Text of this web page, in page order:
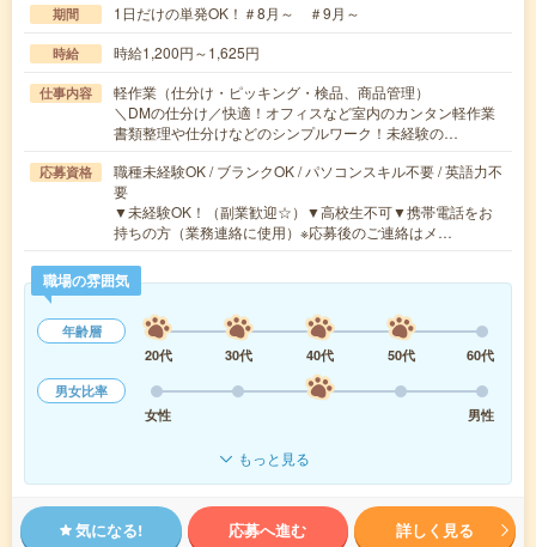
期間 1日だけの単発OK！＃8月～ ＃9月～
時給 時給1,200円～1,625円
仕事内容
軽作業（仕分け・ピッキング・検品、商品管理）
＼DMの仕分け／快適！オフィスなど室内のカンタン軽作業
書類整理や仕分けなどのシンプルワーク！未経験の…
応募資格
職種未経験OK / ブランクOK / パソコンスキル不要 / 英語力不
要
▼未経験OK！（副業歓迎☆）▼高校生不可▼携帯電話をお
持ちの方（業務連絡に使用）※応募後のご連絡はメ…
職場の雰囲気
年齢層
20代
30代 40代 50代
60代
男女比率
女性
男性
もっと見る
気になる! 応募へ進む 詳しく見る